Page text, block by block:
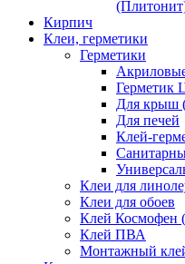
Кирпич
Клеи, герметики
Герметики
Герметик
Для крыш
Для печей
Клей-
Клеи для
Клеи для обоев
Клей Космофен
Клей ПВА
Монтажный